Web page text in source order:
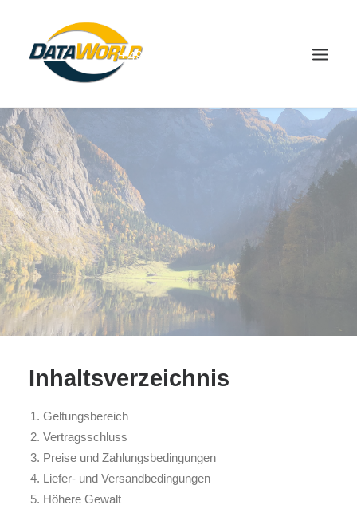
+49(0)8666-9832-0
SHOP
Inhaltsverzeichnis
Geltungsbereich
Vertragsschluss
Preise und Zahlungsbedingungen
Liefer- und Versandbedingungen
Höhere Gewalt